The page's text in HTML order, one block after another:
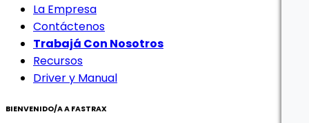
La Empresa
Contáctenos
Trabajá Con Nosotros
Recursos
Driver y Manual
BIENVENIDO/A A FASTRAX